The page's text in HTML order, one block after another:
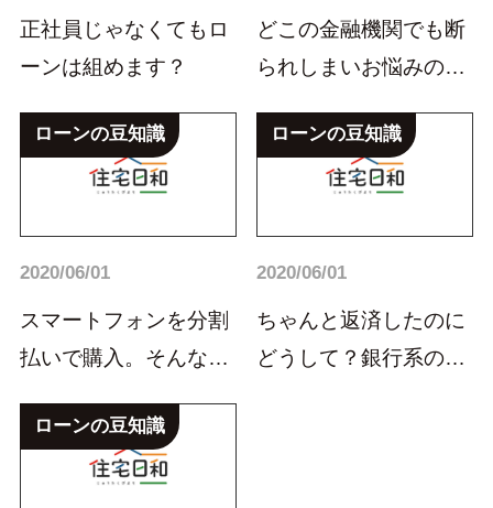
正社員じゃなくてもロ
ーンは組めます？
どこの金融機関でも断
られしまいお悩みのお
様...
ローンの豆知識
2020/06/01
スマートフォンを分割
払いで購入。そんなこ
通...
ローンの豆知識
2020/06/01
ちゃんと返済したのに
どうして？銀行系のカ
ローンの豆知識